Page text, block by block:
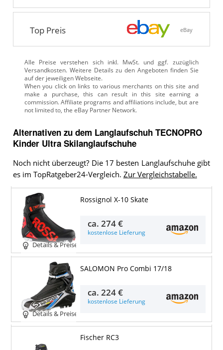
Top Preis eBay
Alle Preise verstehen sich inkl. MwSt. und ggf. zuzüglich
Versandkosten. Weitere Details zu den Angeboten finden Sie
auf der jeweiligen Webseite.
Alternativen zu dem Langlaufschuh TECNOPRO
Kinder Ultra Skilanglaufschuhe
Noch nicht überzeugt? Die 17 besten Langlaufschuhe gibt
es im TopRatgeber24-Vergleich. Zur Vergleichstabelle.
Details & Preise
Rossignol X-10 Skate
ca.274 €
kostenlose Lieferung
Details & Preise
SALOMON Pro Combi 17/18
ca.224 €
kostenlose Lieferung
Fischer RC3